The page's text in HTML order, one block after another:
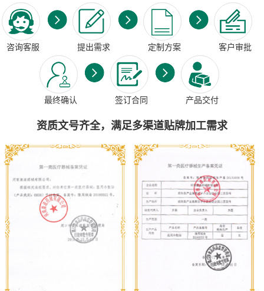
咨询客服 提出需求 定制方案 客户审批
最终确认 签订合同 产品交付
资质文号齐全，满足多渠道贴牌加工需求